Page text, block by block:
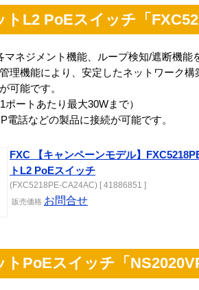
トL2 PoEスイッチ「
マネジメント機能、ループ検知/遮断機能
理機能により、安定したネットワーク
可能です。
ポートあたり最大30Wまで）
電話などの製品に接続が可能です。
FXC 【キャンペーンモデル】
トL2 PoEスイッチ
(FXC5218PE-CA24AC) [ 41886851 ]
販売価格 お問合せ
トPoEスイッチ「